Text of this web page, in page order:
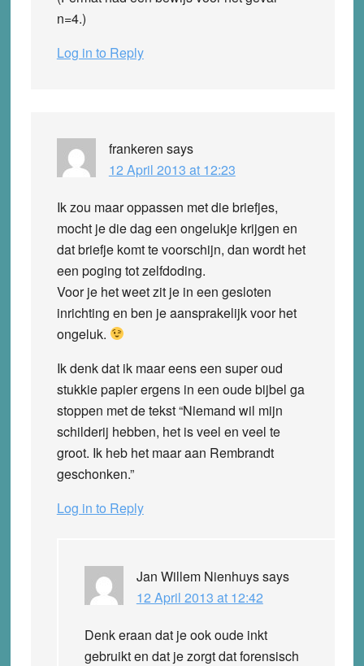
n=4.)
Log in to Reply
frankeren says
12 April 2013 at 12:23
Ik zou maar oppassen met die briefjes,
mocht je die dag een ongelukje krijgen en
dat briefje komt te voorschijn, dan wordt het
een poging tot zelfdoding.
Voor je het weet zit je in een gesloten
inrichting en ben je aansprakelijk voor het
ongeluk.
Ik denk dat ik maar eens een super oud
stukkie papier ergens in een oude bijbel ga
stoppen met de tekst “Niemand wil mijn
schilderij hebben, het is veel en veel te
groot. Ik heb het maar aan Rembrandt
geschonken.”
Log in to Reply
Jan Willem Nienhuyssays
12 April 2013 at 12:42
Denk eraan dat je ook oude inkt
gebruikt en dat je zorgt dat forensisch